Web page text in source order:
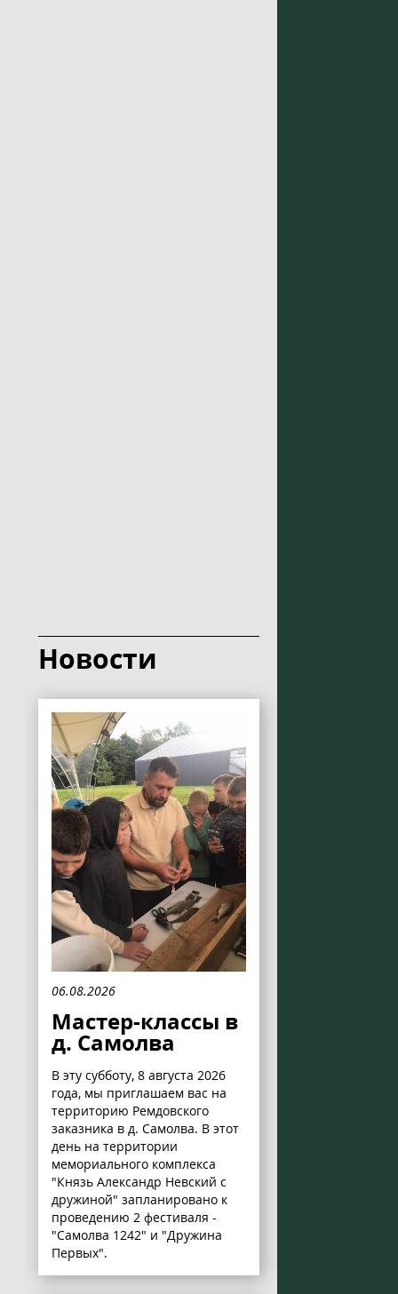
Новости
06.08.2026
Мастер-классы в
д. Самолва
В эту субботу, 8 августа 2026
года, мы приглашаем вас на
территорию Ремдовского
заказника в д. Самолва. В этот
день на территории
мемориального комплекса
"Князь Александр Невский с
дружиной" запланировано к
проведению 2 фестиваля -
"Самолва 1242" и "Дружина
Первых".